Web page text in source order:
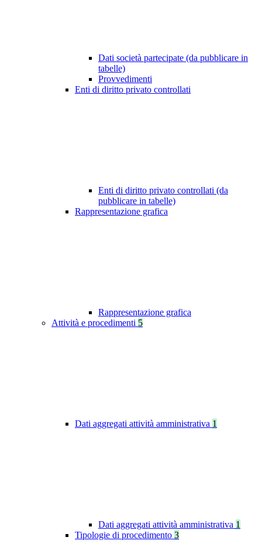
Dati società partecipate (da pubblicare in
tabelle)
Provvedimenti
Enti di diritto privato controllati
Enti di diritto privato controllati (da
pubblicare in tabelle)
Rappresentazione grafica
Rappresentazione grafica
Attività e procedimenti 5
Dati aggregati attività amministrativa 1
Dati aggregati attività amministrativa 1
Tipologie di procedimento 3